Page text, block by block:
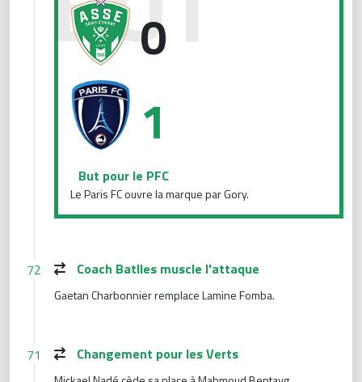
0
1
But pour le PFC
Le Paris FC ouvre la marque par Gory.
72 Coach Batlles muscle l'attaque
Gaetan Charbonnier remplace Lamine Fomba.
71 Changement pour les Verts